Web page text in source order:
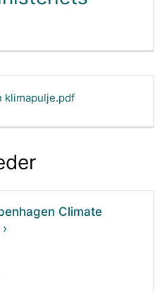
klimapulje.pdf
Climate